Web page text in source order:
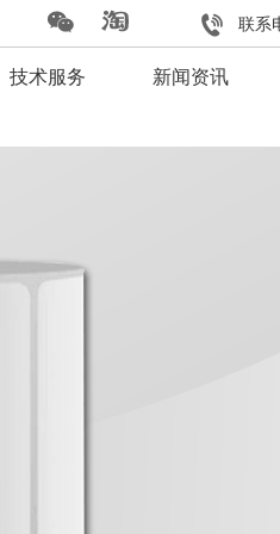
技术服务 新闻资讯
联系